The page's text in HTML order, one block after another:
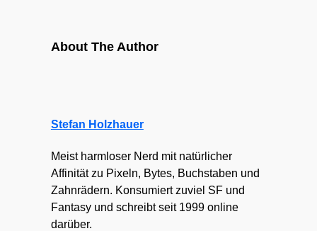
About The Author
Stefan Holzhauer
Meist harmloser Nerd mit natürlicher
Affinität zu Pixeln, Bytes, Buchstaben und
Zahnrädern. Konsumiert zuviel SF und
Fantasy und schreibt seit 1999 online
darüber.